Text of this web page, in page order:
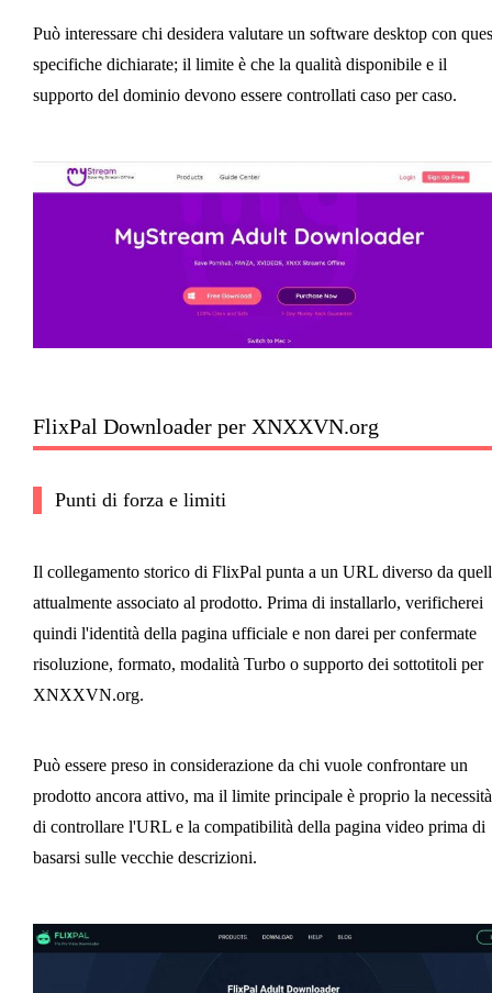
Può interessare chi desidera valutare un software desktop con
specifiche dichiarate; il limite è che la qualità disponibile e il
supporto del dominio devono essere controllati caso per caso.
FlixPal Downloader per XNXXVN.org
Punti di forza e limiti
Il collegamento storico di FlixPal punta a un URL diverso da
attualmente associato al prodotto. Prima di installarlo, verificherei
quindi l'identità della pagina ufficiale e non darei per confermate
risoluzione, formato, modalità Turbo o supporto dei sottotitoli per
XNXXVN.org.
Può essere preso in considerazione da chi vuole confrontare un
prodotto ancora attivo, ma il limite principale è proprio la necessità
di controllare l'URL e la compatibilità della pagina video prima di
basarsi sulle vecchie descrizioni.